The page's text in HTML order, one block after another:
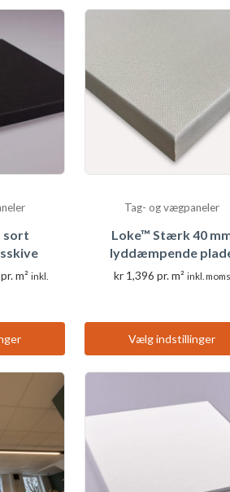
på
sort
m² inkl.
Tag- og vægpaneler
Loke™ Stærk 40
lyddæmpende
kr1,396 pr. m² inkl. moms
Vælg indstillinger
har
flere